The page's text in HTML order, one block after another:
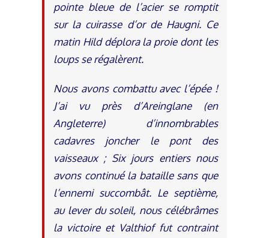
pointe bleue de l’acier se romptit
sur la cuirasse d’or de Haugni. Ce
matin Hild déplora la proie dont les
loups se régalèrent.
Nous avons combattu avec l’épée !
J’ai vu près d’Areinglane (en
Angleterre) d’innombrables
cadavres joncher le pont des
vaisseaux ; Six jours entiers nous
avons continué la bataille sans que
l’ennemi succombât. Le septième,
au lever du soleil, nous célébrâmes
la victoire et Valthiof fut contraint